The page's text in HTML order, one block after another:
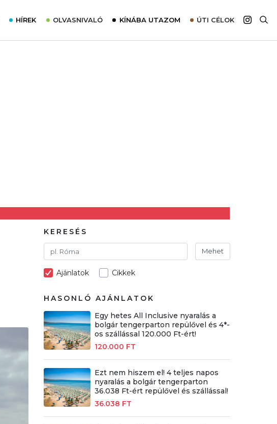
HÍREK OLVASNIVALÓ KÍNÁBA UTAZOM ÚTI CÉLOK
KERESÉS
Mehet
Ajánlatok Cikkek
HASONLÓ AJÁNLATOK
Egy hetes All Inclusive nyaralás a
bolgár tengerparton repülővel és 4*-
os szállással 120.000 Ft-ért!
120.000 FT
Ezt nem hiszem el! 4 teljes napos
nyaralás a bolgár tengerparton
36.038 Ft-ért repülővel és szállással!
36.038 FT